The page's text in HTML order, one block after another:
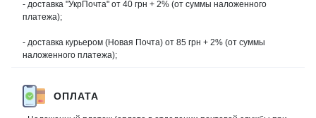
- доставка "УкрПочта" от 40 грн + 2% (от суммы наложенного
платежа);
- доставка курьером (Новая Почта) от 85 грн + 2% (от суммы
наложенного платежа);
ОПЛАТА